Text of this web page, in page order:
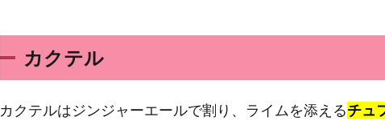
カクテル
カクテルはジンジャーエールで割り、ライムを添えるチュ